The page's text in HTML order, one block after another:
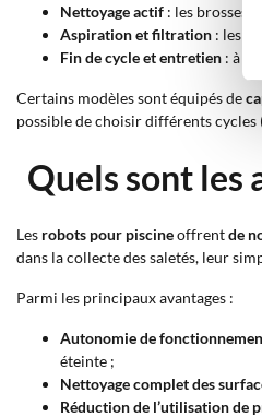
Nettoyage actif : les brosses
Aspiration et filtration : les
Fin de cycle et entretien : à la
Certains modèles sont équipés de
possible de choisir différents
Quels sont les
Les robots pour piscineoffrentde
dans la collecte des saletés, leur
Parmi les principaux avantages :
Autonomie de
éteinte ;
Nettoyage complet des
Réduction de l’utilisation de